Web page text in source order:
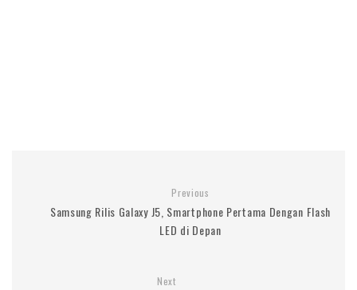
Previous
Samsung Rilis Galaxy J5, Smartphone Pertama Dengan Flash
LED di Depan
Next